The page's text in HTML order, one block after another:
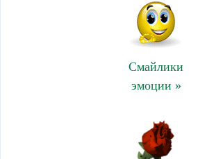
Смайлики
эмоции »